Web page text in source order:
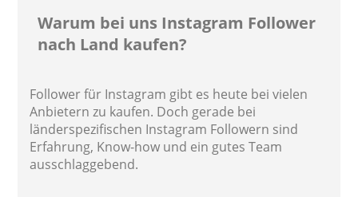
Warum bei uns Instagram Follower
nach Land kaufen?
Follower für Instagram gibt es heute bei vielen
Anbietern zu kaufen. Doch gerade bei
länderspezifischen Instagram Followern sind
Erfahrung, Know-how und ein gutes Team
ausschlaggebend.